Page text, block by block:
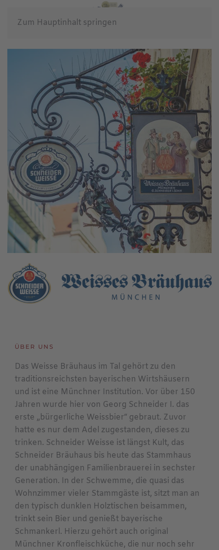
Zum Hauptinhalt springen
ÜBER UNS
Das Weisse Bräuhaus im Tal gehört zu den
traditionsreichsten bayerischen Wirtshäusern
und ist eine Münchner Institution. Vor über 150
Jahren wurde hier von Georg Schneider I. das
erste „bürgerliche Weissbier“ gebraut. Zuvor
hatte es nur dem Adel zugestanden, dieses zu
trinken. Schneider Weisse ist längst Kult, das
Schneider Bräuhaus bis heute das Stammhaus
der unabhängigen Familienbrauerei in sechster
Generation. In der Schwemme, die quasi das
Wohnzimmer vieler Stammgäste ist, sitzt man an
den typisch dunklen Holztischen beisammen,
trinkt sein Bier und genießt bayerische
Schmankerl. Hierzu gehört auch original
Münchner Kronfleischküche, die nur noch sehr